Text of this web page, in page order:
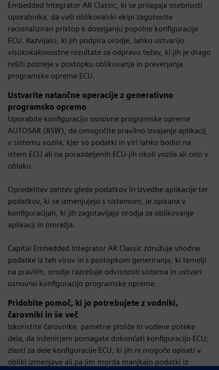
Embedded Integrator AR Classic, ki se prilagaja osebnosti
uporabnika, da vaši oblikovalski ekipi zagotovite
racionaliziran pristop k doseganju popolne konfiguracije
ECU. Razvijalci, ki jih podpira orodje, lahko ustvarijo
visokokakovostne rezultate za odpravo težav, ki jih je drago
rešiti pozneje v postopku oblikovanja in preverjanja
programske opreme ECU.
Ustvarite natančne operacije z generativno
programsko opremo
Uporabite konfiguracijo osnovne programske opreme
AUTOSAR (BSW), da omogočite pravilno izvajanje aplikacij
v sistemu vozila, kjer so podatki in viri lahko bodisi na
istem ECU ali na porazdeljenih ECU-jih okoli vozila ali celo v
oblaku.
Opredelitev zahtev glede podatkov in izvedbe aplikacije ter
podatkov, ki se izmenjujejo s sistemom, je opisana v
konfiguracijah, ki jih zagotavljajo orodja za oblikovanje
aplikacij in omrežja.
Capital Embedded Integrator AR Classic združuje vhodne
podatke iz teh virov in s postopkom generiranja, ki temelji
na pravilih, orodje razrešuje odvisnosti sistema in ustvari
osnovno konfiguracijo programske opreme.
Pridobite pomoč, ki jo potrebujete z vodniki,
čarovniki in še več
Izkoristite čarovnike, pametne plošče in vodene poteke
dela, da inženirjem pomagate dokončati konfiguracijo ECU;
zlasti za dele konfiguracije ECU, ki jih ni mogoče opisati v
obliki izmenjave ali pa jim morda manjkajo podatki iz